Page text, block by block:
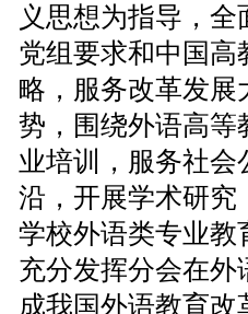
义思想为指导，
党组要求和中国
略，服务改革发
势，围绕外语高等
业培训，服务社
沿，开展学术研究
学校外语类专业教
充分发挥分会在
成我国外语教育